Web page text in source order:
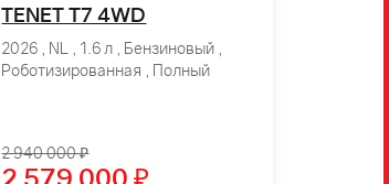
TENET T7 4WD
2026 , NL , 1.6 л , Бензиновый ,
Роботизированная , Полный
2 940 000 ₽
2 579 000 ₽